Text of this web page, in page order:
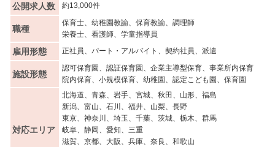
公開求人数 約13,000件
職種
保育士、幼稚園教諭、保育教諭、調理師
栄養士、看護師、学童指導員
雇用形態 正社員、パート・アルバイト、契約社員、派遣
施設形態
認可保育園、認証保育園、企業主導型保育、事業所内保育
院内保育、小規模保育、幼稚園、認定こども園、保育園
対応エリア
北海道、青森、岩手、宮城、秋田、山形、福島
新潟、富山、石川、福井、山梨、長野
東京、神奈川、埼玉、千葉、茨城、栃木、群馬
岐阜、静岡、愛知、三重
滋賀、京都、大阪、兵庫、奈良、和歌山